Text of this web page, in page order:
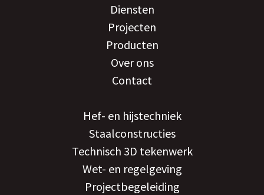
Diensten
Projecten
Producten
Over ons
Contact
Hef- en hijstechniek
Staalconstructies
Technisch 3D tekenwerk
Wet- en regelgeving
Projectbegeleiding